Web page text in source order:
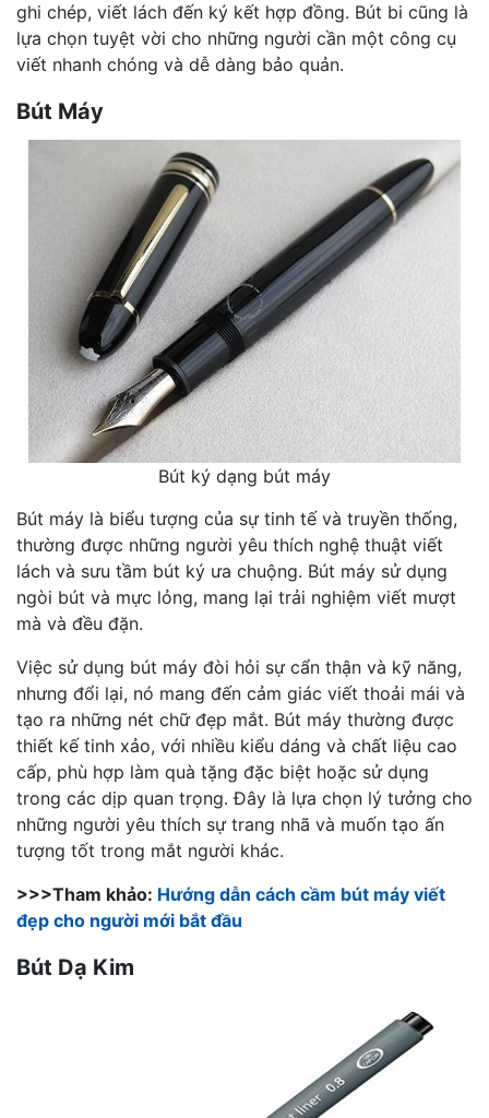
ghi chép, viết lách đến ký kết hợp đồng. Bút bi cũng là
lựa chọn tuyệt vời cho những người cần một công cụ
viết nhanh chóng và dễ dàng bảo quản.
Bút Máy
Bút ký dạng bút máy
Bút máy là biểu tượng của sự tinh tế và truyền thống,
thường được những người yêu thích nghệ thuật viết
lách và sưu tầm bút ký ưa chuộng. Bút máy sử dụng
ngòi bút và mực lỏng, mang lại trải nghiệm viết mượt
mà và đều đặn.
Việc sử dụng bút máy đòi hỏi sự cẩn thận và kỹ năng,
nhưng đổi lại, nó mang đến cảm giác viết thoải mái và
tạo ra những nét chữ đẹp mắt. Bút máy thường được
thiết kế tinh xảo, với nhiều kiểu dáng và chất liệu cao
cấp, phù hợp làm quà tặng đặc biệt hoặc sử dụng
trong các dịp quan trọng. Đây là lựa chọn lý tưởng cho
những người yêu thích sự trang nhã và muốn tạo ấn
tượng tốt trong mắt người khác.
>>>Tham khảo: Hướng dẫn cách cầm bút máy viết
đẹp cho người mới bắt đầu
Bút Dạ Kim